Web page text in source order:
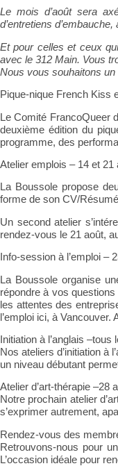
Le mois d’août sera
d’entretiens
Et pour celles et ceux
avec le 312 Main. Vous
Nous vous souhaitons
Pique-nique French Kiss
Le Comité FrancoQueer
deuxième édition du
programme, des
Atelier emplois – 14 et 21
La Boussole propose
forme de son CV/
Un second atelier
rendez-vous le 21 août,
Info-session à l’emploi –
La Boussole organise
répondre à vos
les attentes des
l’emploi ici, à
Initiation à l’anglais –tous
Nos ateliers d’initiation à
un niveau débutant
Atelier d’art-thérapie –28
Notre prochain atelier
s’exprimer autrement,
Rendez-vous des
Retrouvons-nous pour
L’occasion idéale pour